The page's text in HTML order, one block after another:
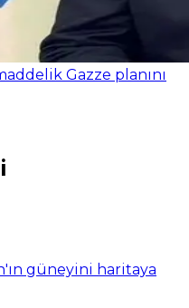
Gazze planını
güneyini haritaya